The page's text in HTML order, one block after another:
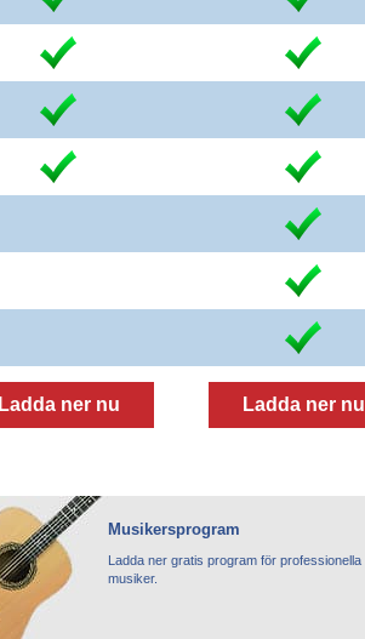
Ladda ner nu Ladda ner nu
Musikersprogram
Ladda ner gratis program för professionella
musiker.